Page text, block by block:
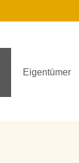
Eigentümer